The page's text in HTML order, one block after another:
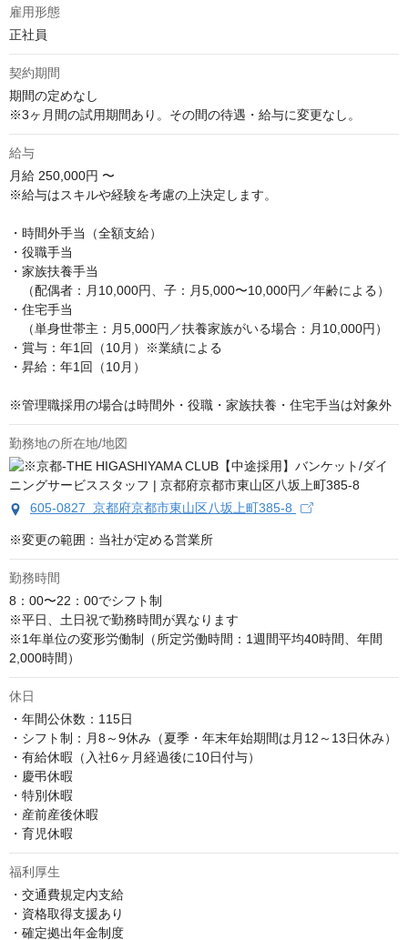
雇用形態
正社員
契約期間
期間の定めなし
※3ヶ月間の試用期間あり。その間の待遇・給与に変更なし。
給与
月給 250,000円 〜
※給与はスキルや経験を考慮の上決定します。
・時間外手当（全額支給）
・役職手当
・家族扶養手当
（配偶者：月10,000円、子：月5,000〜10,000円／年齢による）
・住宅手当
（単身世帯主：月5,000円／扶養家族がいる場合：月10,000円）
・賞与：年1回（10月）※業績による
・昇給：年1回（10月）
※管理職採用の場合は時間外・役職・家族扶養・住宅手当は対象外
勤務地の所在地/地図
605-0827 京都府京都市東山区八坂上町385-8
※変更の範囲：当社が定める営業所
勤務時間
8：00〜22：00でシフト制
※平日、土日祝で勤務時間が異なります
※1年単位の変形労働制（所定労働時間：1週間平均40時間、年間
2,000時間）
休日
・年間公休数：115日
・シフト制：月8～9休み（夏季・年末年始期間は月12～13日休み）
・有給休暇（入社6ヶ月経過後に10日付与）
・慶弔休暇
・特別休暇
・産前産後休暇
・育児休暇
福利厚生
・交通費規定内支給
・資格取得支援あり
・確定拠出年金制度